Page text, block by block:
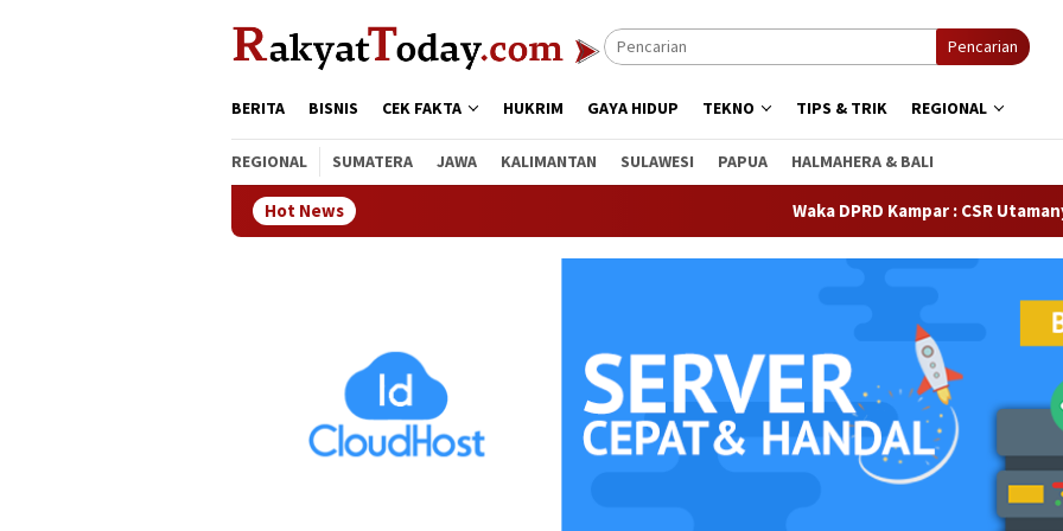
Pencarian
BERITA BISNIS CEK FAKTA HUKRIM GAYA HIDUP TEKNO TIPS & TRIK REGIONAL
REGIONAL SUMATERA JAWA KALIMANTAN SULAWESI PAPUA HALMAHERA & BALI
Hot News Waka DPRD Kampar : CSR Utamanya Hak